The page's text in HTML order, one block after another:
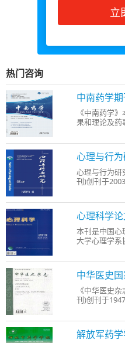
立
热门咨询
中南药学
《中南药学
果和理论及药
天然药物、医
是普及与提
合，以实践
心理与行
心理与行为研
刊)创刊于
行为研究》办
研究并重，
我国心
心理科学
本刊是中国心
大学心理学系
分支的最新成
国内多家权
主办的《
中华医史
《中华医史
刊)创刊于
的中国唯一的
华医史杂志》
医史
解放军药